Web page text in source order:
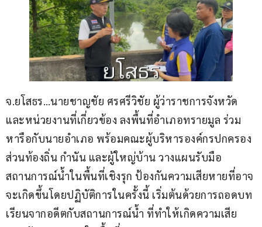
จ.ยโสธร…นายชาญชัย ศรศรีวิชัย ผู้ว่าราชการจังหวัด
และหน่วยงานที่เกี่ยวข้อง ลงพื้นที่อำเภอทรายมูล ร่วม
หารือกับนายอำเภอ พร้อมคณะผู้บริหารองค์กรปกครอง
ส่วนท้องถิ่น กำนัน และผู้ใหญ่บ้าน วางแผนรับมือ
สถานการณ์น้ำในพื้นที่เชิงรุก ป้องกันความเสียหายที่อาจ
จะเกิดขึ้นโดยปฏิบัติการในครั้งนี้ เริ่มต้นด้วยการถอดบท
เรียนจากอดีตกับสถานการณ์น้ำ ที่ทำให้เกิดความเสีย